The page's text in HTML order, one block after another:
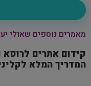
מאמרים נוספים שאולי
קידום אתרים
המדריך המלא